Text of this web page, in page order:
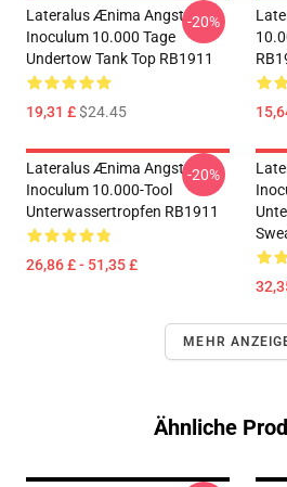
Lateralus Ænima Angst
Inoculum 10.000 Tage
Undertow Tank Top RB1911
19,31 £$24.45
-20%
Lateralus Ænima Angst
Inoculum 10.000-Tool
Unterwassertropfen RB1911
26,86 £ - 51,35 £
-20%
MEHR
Ähnliche